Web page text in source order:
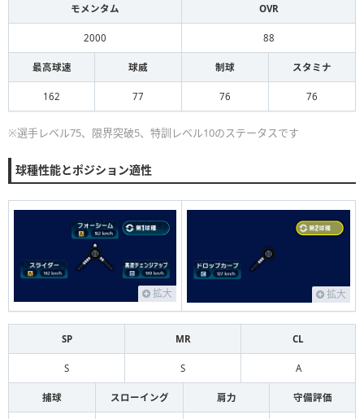
モメンタム OVR
2000 88
最高球速 球威 制球 スタミナ
162 77 76 76
※選手レベル75、限界突破5、特訓レベル10のステータスです
球種性能とポジション適性
拡大 拡大
SP MR CL
S S A
捕球 スローイング 肩力 守備評価